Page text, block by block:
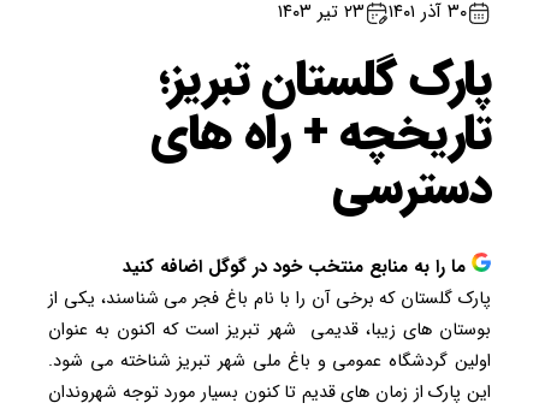
۳۰ آذر ۱۴۰۱ ۲۳ تیر ۱۴۰۳
پارک گلستان تبریز؛
تاریخچه + راه های
دسترسی
ما را به منابع منتخب خود در گوگل اضافه کنید
پارک گلستان که برخی آن را با نام باغ فجر می شناسند، یکی از
بوستان های زیبا، قدیمی شهر تبریز است که اکنون به عنوان
اولین گردشگاه عمومی و باغ ملی شهر تبریز شناخته می ‌شود.
این پارک از زمان‌ های قدیم تا کنون بسیار مورد توجه شهروندان